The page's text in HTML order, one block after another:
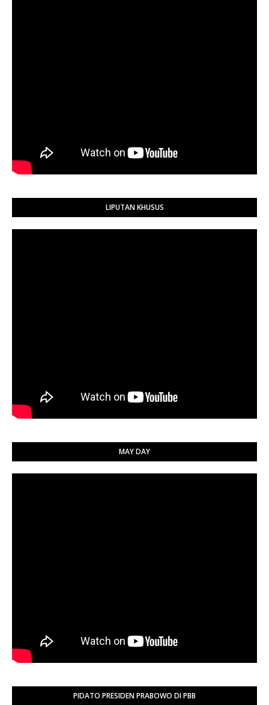
LIPUTAN KHUSUS
MAY DAY
PIDATO PRESIDEN PRABOWO DI PBB